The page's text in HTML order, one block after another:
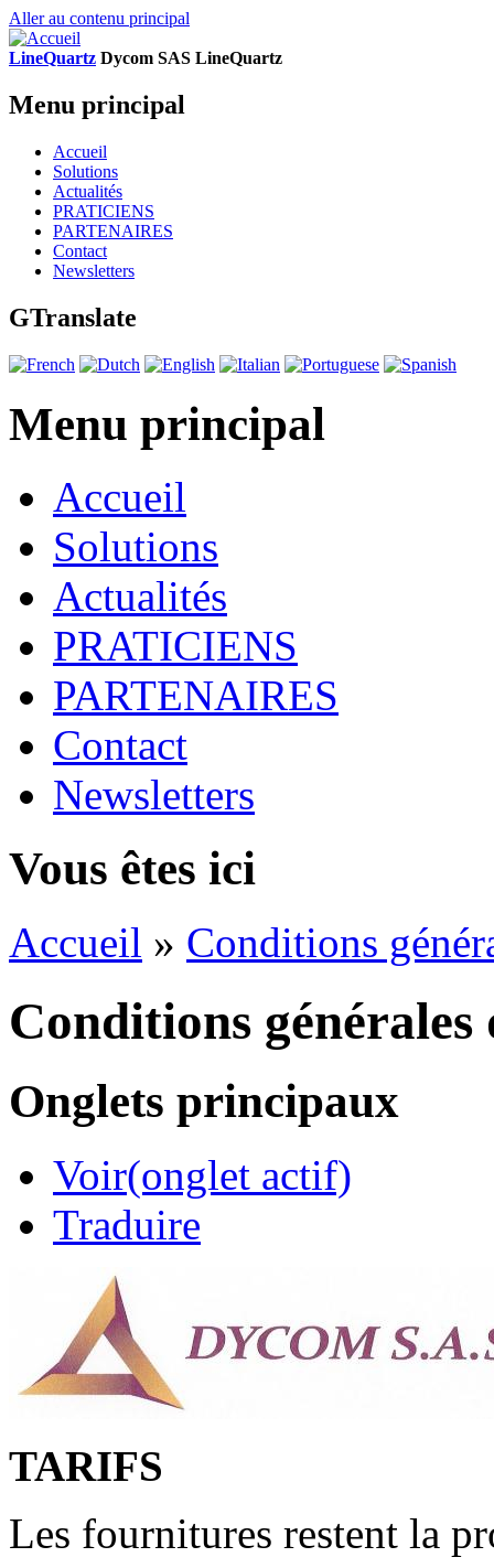
Aller au contenu principal
LineQuartz Dycom SAS LineQuartz
Menu principal
Accueil
Solutions
Actualités
PRATICIENS
PARTENAIRES
Contact
Newsletters
GTranslate
Menu principal
Accueil
Solutions
Actualités
PRATICIENS
PARTENAIRES
Contact
Newsletters
Vous êtes ici
Accueil » Conditions
Conditions générales
Onglets principaux
Voir(onglet actif)
Traduire
TARIFS
Les fournitures restent la